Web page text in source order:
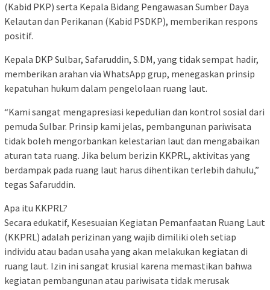
(Kabid PKP) serta Kepala Bidang Pengawasan Sumber Daya
Kelautan dan Perikanan (Kabid PSDKP), memberikan respons
positif.
Kepala DKP Sulbar, Safaruddin, S.DM, yang tidak sempat hadir,
memberikan arahan via WhatsApp grup, menegaskan prinsip
kepatuhan hukum dalam pengelolaan ruang laut.
“Kami sangat mengapresiasi kepedulian dan kontrol sosial dari
pemuda Sulbar. Prinsip kami jelas, pembangunan pariwisata
tidak boleh mengorbankan kelestarian laut dan mengabaikan
aturan tata ruang. Jika belum berizin KKPRL, aktivitas yang
berdampak pada ruang laut harus dihentikan terlebih dahulu,”
tegas Safaruddin.
Apa itu KKPRL?
Secara edukatif, Kesesuaian Kegiatan Pemanfaatan Ruang Laut
(KKPRL) adalah perizinan yang wajib dimiliki oleh setiap
individu atau badan usaha yang akan melakukan kegiatan di
ruang laut. Izin ini sangat krusial karena memastikan bahwa
kegiatan pembangunan atau pariwisata tidak merusak